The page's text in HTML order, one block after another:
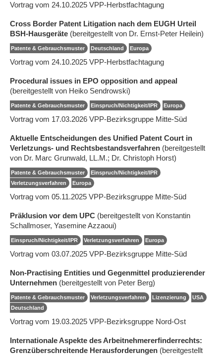
Vortrag vom 24.10.2025 VPP-Herbstfachtagung
Cross Border Patent Litigation nach dem EUGH Urteil
BSH-Hausgeräte (bereitgestellt von Dr. Ernst-Peter Heilein)
Patente & Gebrauchsmuster Deutschland Europa
Vortrag vom 24.10.2025 VPP-Herbstfachtagung
Procedural issues in EPO opposition and appeal
(bereitgestellt von Heiko Sendrowski)
Patente & Gebrauchsmuster Einspruch/Nichtigkeit/IPR Europa
Vortrag vom 17.03.2026 VPP-Bezirksgruppe Mitte-Süd
Aktuelle Entscheidungen des Unified Patent Court in
Verletzungs- und Rechtsbestandsverfahren (bereitgestellt
von Dr. Marc Grunwald, LL.M.; Dr. Christoph Horst)
Patente & Gebrauchsmuster
Einspruch/Nichtigkeit/IPR
Verletzungsverfahren
Europa
Vortrag vom 05.11.2025 VPP-Bezirksgruppe Mitte-Süd
Präklusion vor dem UPC (bereitgestellt von Konstantin
Schallmoser, Yasemine Azzaoui)
Einspruch/Nichtigkeit/IPR Verletzungsverfahren Europa
Vortrag vom 03.07.2025 VPP-Bezirksgruppe Mitte-Süd
Non-Practising Entities und Gegenmittel produzierender
Unternehmen (bereitgestellt von Peter Berg)
Patente & Gebrauchsmuster Verletzungsverfahren Lizenzierung
USA
Deutschland
Vortrag vom 19.03.2025 VPP-Bezirksgruppe Nord-Ost
Internationale Aspekte des Arbeitnehmererfinderrechts:
Grenzüberschreitende Herausforderungen (bereitgestellt